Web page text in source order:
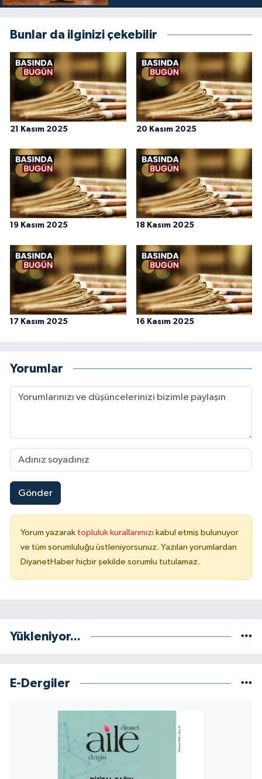
Bunlar da ilginizi çekebilir
21 Kasım 2025 20 Kasım 2025
19 Kasım 2025 18 Kasım 2025
17 Kasım 2025 16 Kasım 2025
Yorumlar
Gönder
Yorum yazarak topluluk kurallarımızı kabul etmiş bulunuyor
ve tüm sorumluluğu üstleniyorsunuz. Yazılan yorumlardan
DiyanetHaber hiçbir şekilde sorumlu tutulamaz.
Yükleniyor...
E-Dergiler